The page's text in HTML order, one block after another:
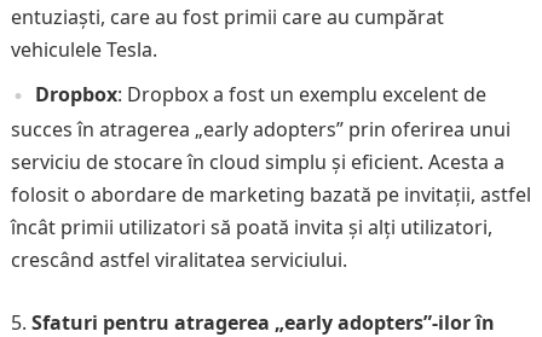
entuziaști, care au fost primii care au cumpărat
vehiculele Tesla.
Dropbox: Dropbox a fost un exemplu excelent de
succes în atragerea „early adopters” prin oferirea unui
serviciu de stocare în cloud simplu și eficient. Acesta a
folosit o abordare de marketing bazată pe invitații, astfel
încât primii utilizatori să poată invita și alți utilizatori,
crescând astfel viralitatea serviciului.
Sfaturi pentru atragerea „early adopters”-ilor în